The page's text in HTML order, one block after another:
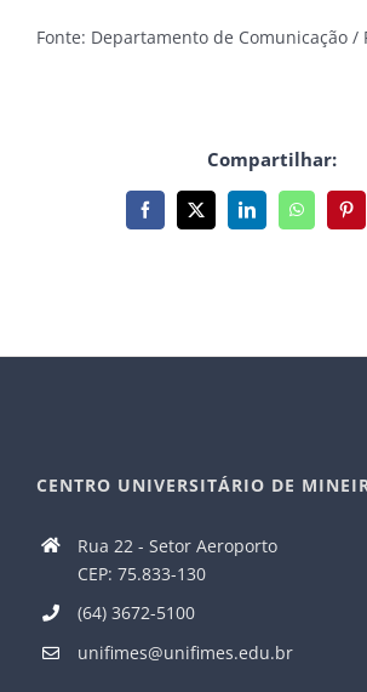
Fonte: Departamento de Comunicação /
Compartilhar:
Facebook
X LinkedInWhatsApp
CENTRO UNIVERSITÁRIO DE
Rua 22 - Setor Aeroporto
CEP: 75.833-130
(64) 3672-5100
unifimes@unifimes.edu.br